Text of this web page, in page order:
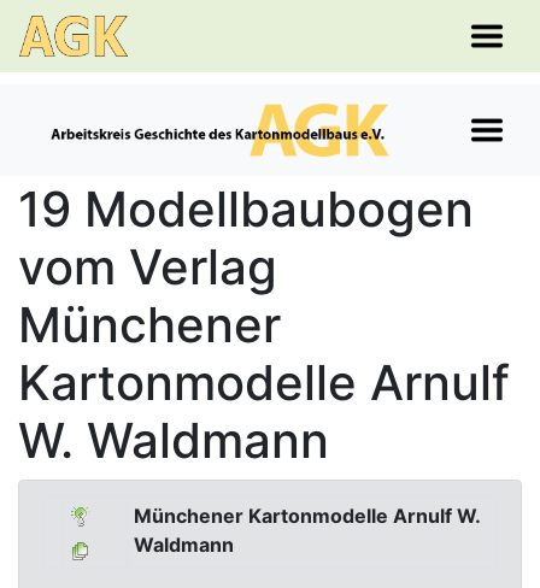
19 Modellbaubogen
vom Verlag
Münchener
Kartonmodelle Arnulf
W. Waldmann
Münchener Kartonmodelle Arnulf W.
Waldmann